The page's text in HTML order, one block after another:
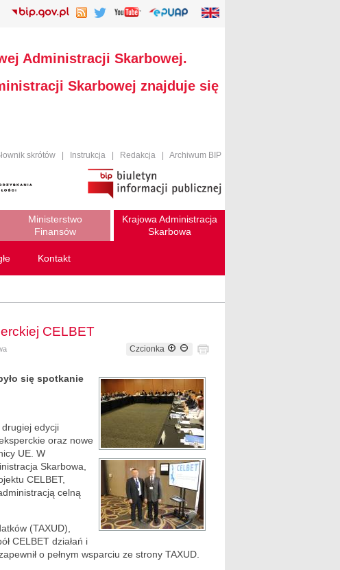
Administracji Skarbowej.
Skarbowej znajduje się
skrótów Instrukcja Redakcja Archiwum BIP
Ministerstwo
Finansów
Krajowa Administracja
Skarbowa
Kontakt
CELBET
Czcionka
się spotkanie
drugiej edycji
oraz nowe
UE. W
Skarbowa,
CELBET,
celną
(TAXUD),
CELBET działań i
o pełnym wsparciu ze strony TAXUD.